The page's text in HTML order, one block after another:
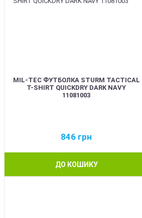
MIL-TEC ФУТБОЛКА STURM TACTICAL
T-SHIRT QUICKDRY DARK NAVY
11081003
846 грн
ДО КОШИКУ